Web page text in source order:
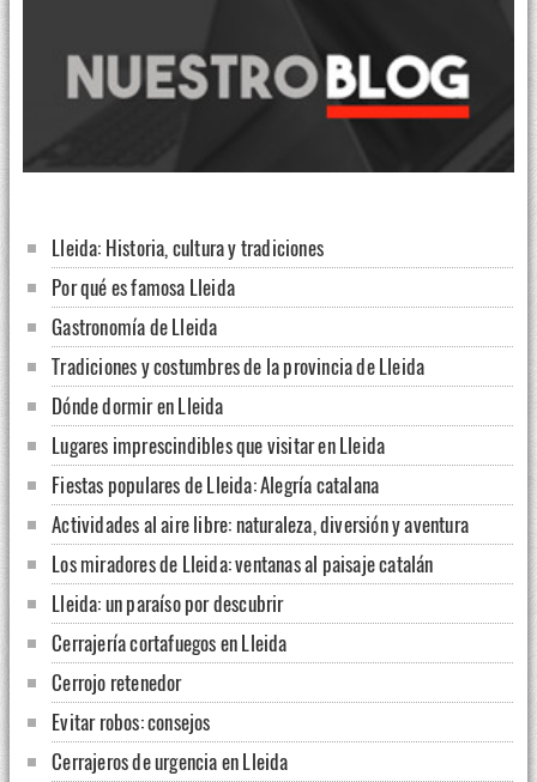
Lleida: Historia, cultura y tradiciones
Por qué es famosa Lleida
Gastronomía de Lleida
Tradiciones y costumbres de la provincia de Lleida
Dónde dormir en Lleida
Lugares imprescindibles que visitar en Lleida
Fiestas populares de Lleida: Alegría catalana
Actividades al aire libre: naturaleza, diversión y aventura
Los miradores de Lleida: ventanas al paisaje catalán
Lleida: un paraíso por descubrir
Cerrajería cortafuegos en Lleida
Cerrojo retenedor
Evitar robos: consejos
Cerrajeros de urgencia en Lleida